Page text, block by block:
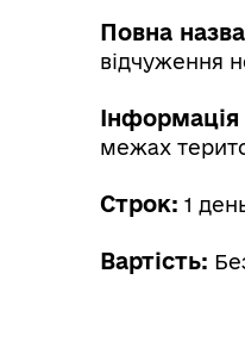
Повна
відчуження
межах
Строк: 1
Вартість: